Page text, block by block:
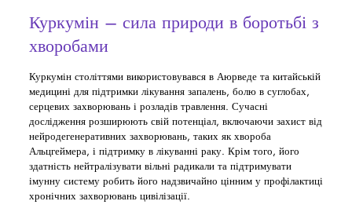
Куркумін – сила природи в боротьбі з
хворобами
Куркумін століттями використовувався в Аюрведе та китайській
медицині для підтримки лікування запалень, болю в суглобах,
серцевих захворювань і розладів травлення. Сучасні
дослідження розширюють свій потенціал, включаючи захист від
нейродегенеративних захворювань, таких як хвороба
Альцгеймера, і підтримку в лікуванні раку. Крім того, його
здатність нейтралізувати вільні радикали та підтримувати
імунну систему робить його надзвичайно цінним у профілактиці
хронічних захворювань цивілізації.